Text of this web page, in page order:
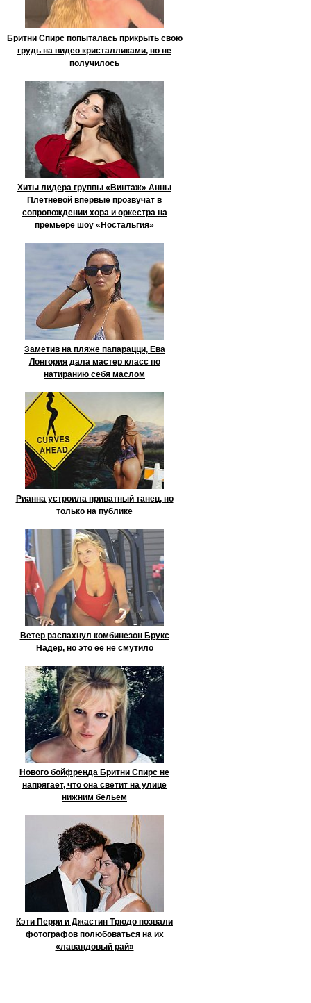
Бритни Спирс попыталась прикрыть свою
грудь на видео кристалликами, но не
получилось
Хиты лидера группы «Винтаж» Анны
Плетневой впервые прозвучат в
сопровождении хора и оркестра на
премьере шоу «Ностальгия»
Заметив на пляже папарацци, Ева
Лонгория дала мастер класс по
натиранию себя маслом
Рианна устроила приватный танец, но
только на публике
Ветер распахнул комбинезон Брукс
Надер, но это её не смутило
Нового бойфренда Бритни Спирс не
напрягает, что она светит на улице
нижним бельем
Кэти Перри и Джастин Трюдо позвали
фотографов полюбоваться на их
«лавандовый рай»